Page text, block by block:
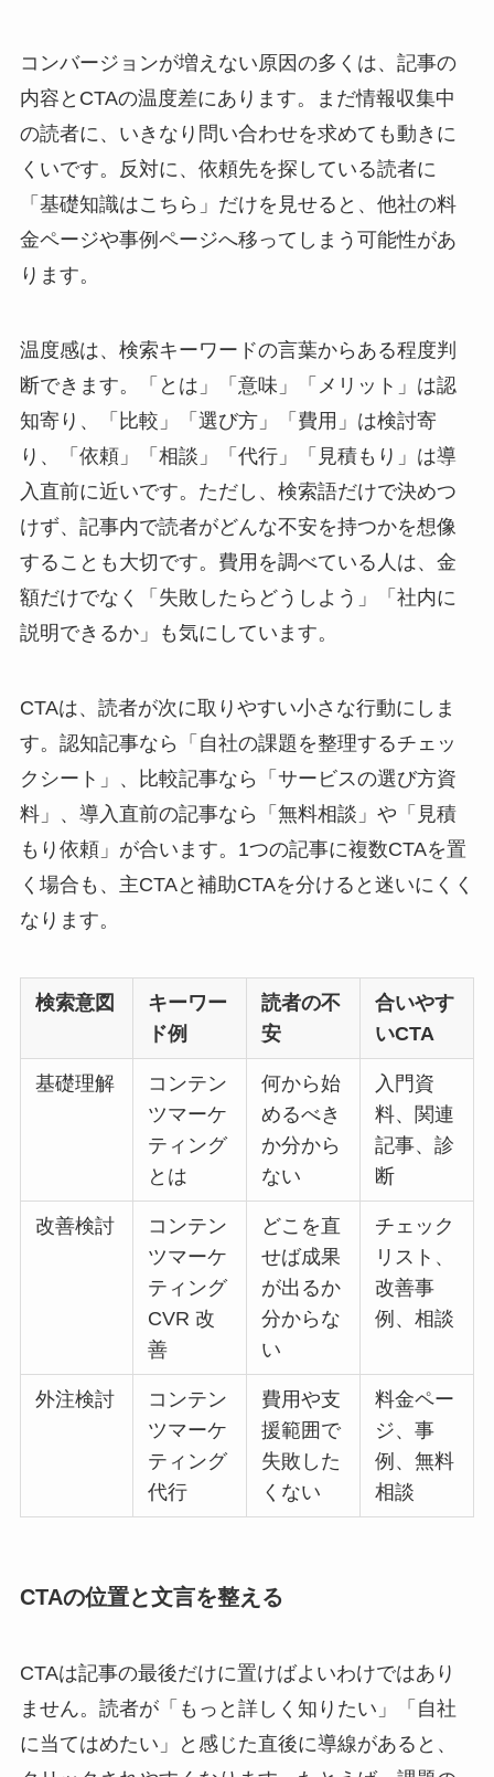
コンバージョンが増えない原因の多くは、記事の
内容とCTAの温度差にあります。まだ情報収集中
の読者に、いきなり問い合わせを求めても動きに
くいです。反対に、依頼先を探している読者に
「基礎知識はこちら」だけを見せると、他社の料
金ページや事例ページへ移ってしまう可能性があ
ります。
温度感は、検索キーワードの言葉からある程度判
断できます。「とは」「意味」「メリット」は認
知寄り、「比較」「選び方」「費用」は検討寄
り、「依頼」「相談」「代行」「見積もり」は導
入直前に近いです。ただし、検索語だけで決めつ
けず、記事内で読者がどんな不安を持つかを想像
することも大切です。費用を調べている人は、金
額だけでなく「失敗したらどうしよう」「社内に
説明できるか」も気にしています。
CTAは、読者が次に取りやすい小さな行動にしま
す。認知記事なら「自社の課題を整理するチェッ
クシート」、比較記事なら「サービスの選び方資
料」、導入直前の記事なら「無料相談」や「見積
もり依頼」が合います。1つの記事に複数CTAを置
く場合も、主CTAと補助CTAを分けると迷いにくく
なります。
検索意図
キーワー
ド例
読者の不
安
合いやす
いCTA
基礎理解
コンテン
ツマーケ
ティング
とは
何から始
めるべき
か分から
ない
入門資
料、関連
記事、診
断
改善検討
コンテン
ツマーケ
ティング
CVR 改
善
どこを直
せば成果
が出るか
分からな
い
チェック
リスト、
改善事
例、相談
外注検討
コンテン
ツマーケ
ティング
代行
費用や支
援範囲で
失敗した
くない
料金ペー
ジ、事
例、無料
相談
CTAの位置と文言を整える
CTAは記事の最後だけに置けばよいわけではあり
ません。読者が「もっと詳しく知りたい」「自社
に当てはめたい」と感じた直後に導線があると、